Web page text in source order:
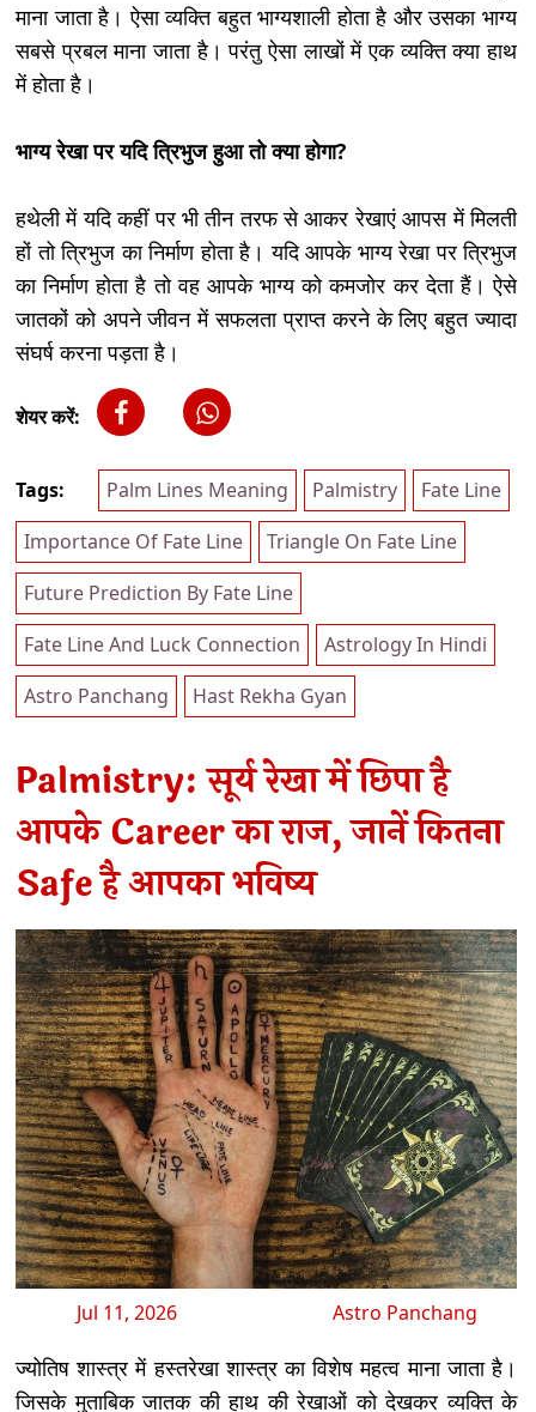
माना जाता है। ऐसा व्यक्ति बहुत भाग्यशाली होता है और उसका भाग्य
सबसे प्रबल माना जाता है। परंतु ऐसा लाखों में एक व्यक्ति क्या हाथ
में होता है।
भाग्य रेखा पर यदि त्रिभुज हुआ तो क्या होगा?
हथेली में यदि कहीं पर भी तीन तरफ से आकर रेखाएं आपस में मिलती
हों तो त्रिभुज का निर्माण होता है। यदि आपके भाग्य रेखा पर त्रिभुज
का निर्माण होता है तो वह आपके भाग्य को कमजोर कर देता हैं। ऐसे
जातकों को अपने जीवन में सफलता प्राप्त करने के लिए बहुत ज्यादा
संघर्ष करना पड़ता है।
शेयर करें:
Tags: Palm Lines Meaning Palmistry
Fate Line
Importance Of Fate Line
Triangle On Fate Line
Future Prediction By Fate Line
Fate Line And Luck Connection
Astrology In Hindi
Astro Panchang
Hast Rekha Gyan
Palmistry: सूर्य रेखा में छिपा है
आपके Career का राज, जानें कितना
Safe है आपका भविष्य
Jul 11, 2026 Astro Panchang
ज्योतिष शास्त्र में हस्तरेखा शास्त्र का विशेष महत्व माना जाता है।
जिसके मुताबिक जातक की हाथ की रेखाओं को देखकर व्यक्ति के